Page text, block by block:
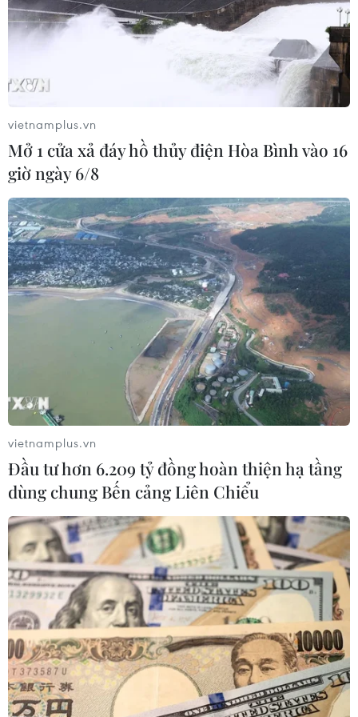
Đến Nhật Bản, ngắm khu vườn hoa
Anh đào đẹp như tranh vẽ
04/04/2019 23:00
Chidorigafuchi - khu vực bao quanh công viên quốc gia
Kitanomaru, nằm sát hoàng cung Nhật Bản tại Tokyo, là
một trong những nơi tuyệt đẹp để ngắm hoa Anh đào.
Biến đổi khí hậu và hoa nở trái
vietnamplus.vn
Mở 1 cửa xả đáy hồ thủy điện Hòa Bình vào 16
giờ ngày 6/8
vietnamplus.vn
Đầu tư hơn 6.209 tỷ đồng hoàn thiện hạ tầng
dùng chung Bến cảng Liên Chiểu